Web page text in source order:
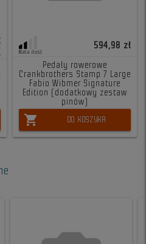
Mała ilość
594,98 zł
Pedały rowerowe
Crankbrothers Stamp 7 Large
Fabio Wibmer Signature
Edition (dodatkowy zestaw
pinów)
shopping_cart DO KOSZYKA